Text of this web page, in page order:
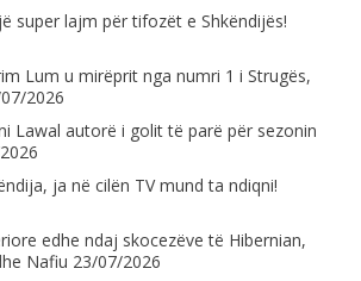
super lajm për tifozët e Shkëndijës!
Lum u mirëprit nga numri 1 i Strugës,
2026
Lawal autorë i golit të parë për sezonin
ja në cilën TV mund ta ndiqni!
edhe ndaj skocezëve të Hibernian,
Nafiu 23/07/2026